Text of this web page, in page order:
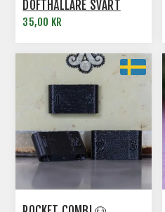
DOFTHÅLLARE SVART
35,00 KR